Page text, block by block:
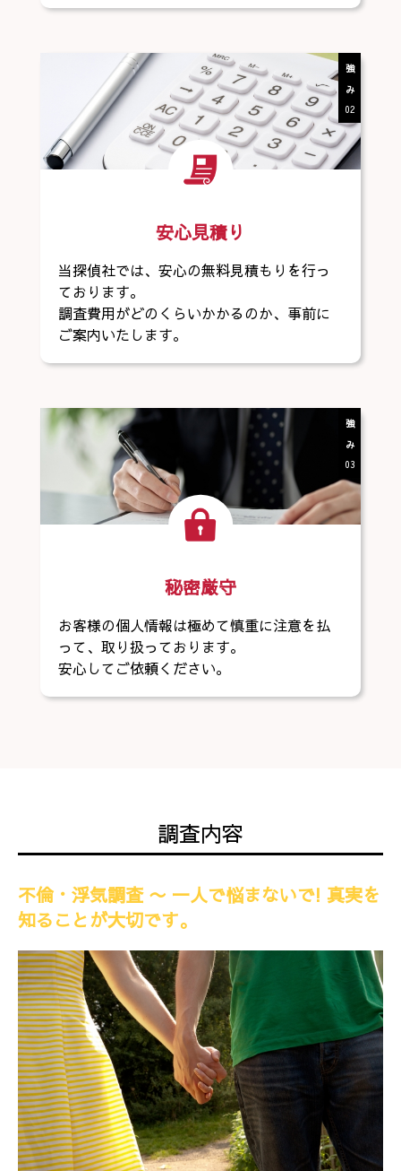
強み
02
安心見積り
当探偵社では、安心の無料見積もりを行っ
ております。
調査費用がどのくらいかかるのか、事前に
ご案内いたします。
強み
03
秘密厳守
お客様の個人情報は極めて慎重に注意を払
って、取り扱っております。
安心してご依頼ください。
調査内容
不倫・浮気調査 〜 一人で悩まないで! 真実を
知ることが大切です。